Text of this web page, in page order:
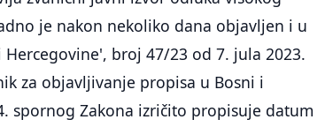
je nakon nekoliko dana objavljen i u
broj 47/23 od 7. jula 2023.
za objavljivanje propisa u Bosni i
spornog Zakona izričito propisuje datum